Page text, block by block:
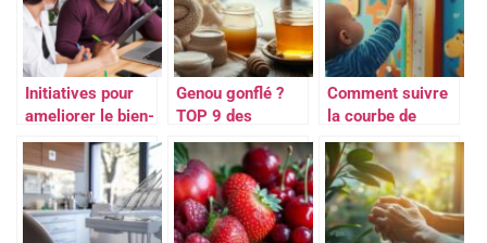
Initiatives pour
ameliorer le bien-
etre au travail et
la sante des
employes
Genou gonflé ?
TOP 9 des
remèdes de
grand-mère
efficaces testés
et approuvés
Comment suivre
la courbe de
croissance du
bébé de manière
efficace